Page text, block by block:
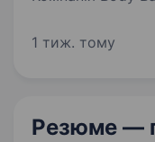
на роботу, в
1 тиж. тому
Резюме —